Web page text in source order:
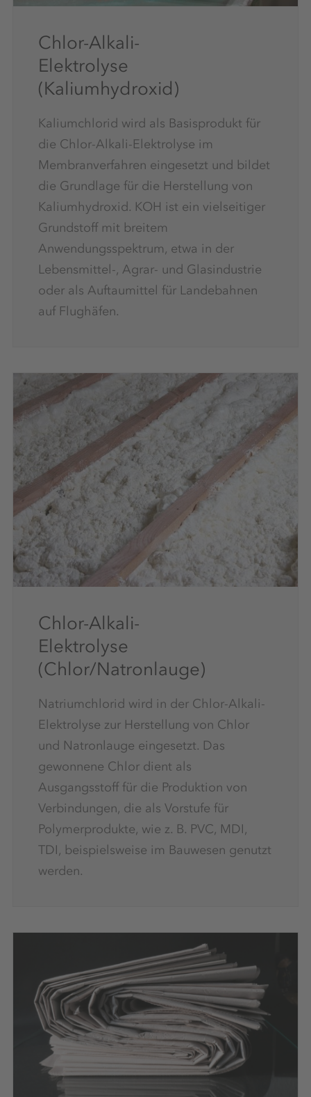
Chlor-Alkali-
Elektrolyse
(Kaliumhydroxid)
Kaliumchlorid wird als Basisprodukt für
die Chlor-Alkali-Elektrolyse im
Membranverfahren eingesetzt und bildet
die Grundlage für die Herstellung von
Kaliumhydroxid. KOH ist ein vielseitiger
Grundstoff mit breitem
Anwendungsspektrum, etwa in der
Lebensmittel-, Agrar- und Glasindustrie
oder als Auftaumittel für Landebahnen
auf Flughäfen.
Chlor-Alkali-
Elektrolyse
(Chlor/Natronlauge)
Natriumchlorid wird in der Chlor-Alkali-
Elektrolyse zur Herstellung von Chlor
und Natronlauge eingesetzt. Das
gewonnene Chlor dient als
Ausgangsstoff für die Produktion von
Verbindungen, die als Vorstufe für
Polymerprodukte, wie z. B. PVC, MDI,
TDI, beispielsweise im Bauwesen genutzt
werden.